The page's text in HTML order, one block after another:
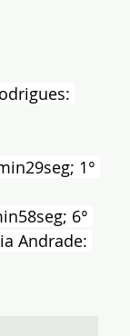
1°
6°
Andrade: